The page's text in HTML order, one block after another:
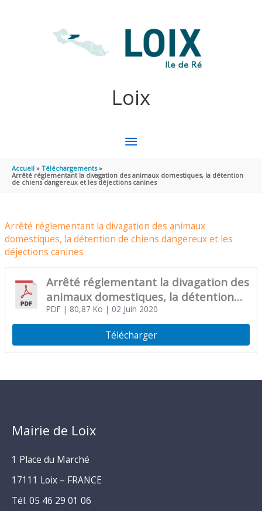
Loix
MENU
PRINCIPAL
Accueil
Téléchargements
Arrêté réglementant la divagation des animaux domestiques, la détention
de chiens dangereux et les déjections canines
Arrêté réglementant la divagation des animaux
domestiques, la détention de chiens dangereux et les
déjections canines
Arrêté réglementant la divagation des
animaux domestiques, la détention
de chiens dangereux et les déjections
canines
PDF| 80,87 Ko | 02 Juin 2020
Télécharger
Mairie de Loix
1 Place du Marché
17111 Loix – FRANCE
Tél. 05 46 29 01 06